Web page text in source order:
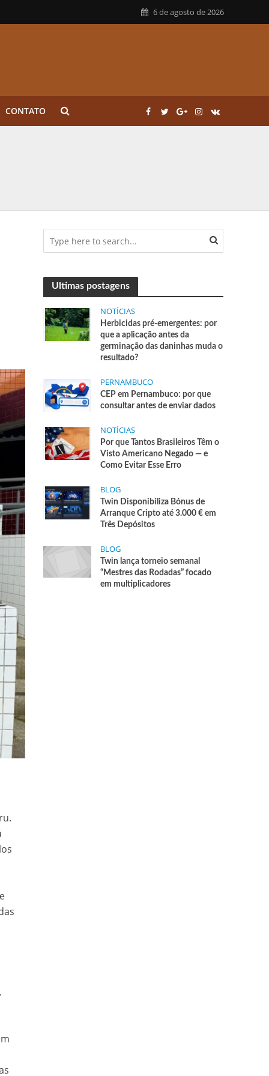
6 de agosto de 2026
CONTATO
Ultimas postagens
NOTÍCIAS
Herbicidas pré-emergentes: por
que a aplicação antes da
germinação das daninhas muda o
resultado?
PERNAMBUCO
CEP em Pernambuco: por que
consultar antes de enviar dados
NOTÍCIAS
Por que Tantos Brasileiros Têm o
Visto Americano Negado — e
Como Evitar Esse Erro
BLOG
Twin Disponibiliza Bónus de
Arranque Cripto até 3.000 € em
Três Depósitos
BLOG
Twin lança torneio semanal
“Mestres das Rodadas” focado
em multiplicadores